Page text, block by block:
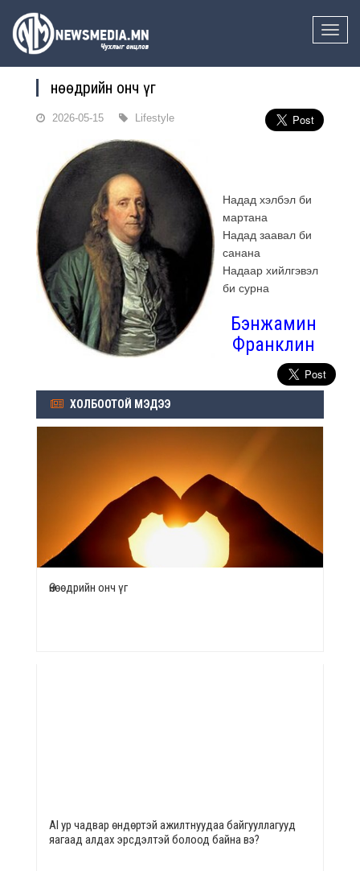
Toggle
Өнөөдрийн онч үг
2026-05-15 Lifestyle
Надад хэлбэл би
мартана
Надад заавал би
санана
Надаар хийлгэвэл
би сурна
Бэнжамин
Франклин
ХОЛБООТОЙ МЭДЭЭ
Өнөөдрийн онч үг
AI ур чадвар өндөртэй ажилтнуудаа байгууллагууд
яагаад алдах эрсдэлтэй болоод байна вэ?